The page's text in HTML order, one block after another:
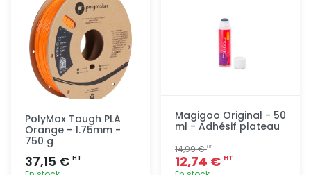
PolyMax Tough PLA
Orange - 1.75mm -
750 g
37,15 € HT
Magigoo Original - 50
ml - Adhésif plateau
14,99 €HT
12,74 € HT